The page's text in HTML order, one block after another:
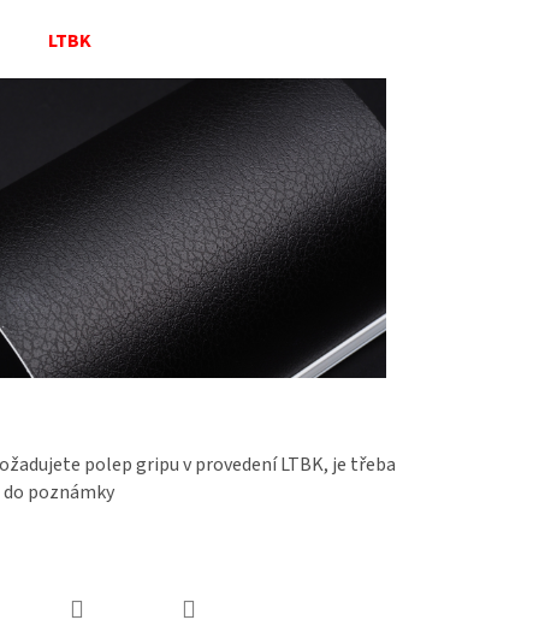
LTBK
polep gripu v provedení LTBK, je třeba
poznámky